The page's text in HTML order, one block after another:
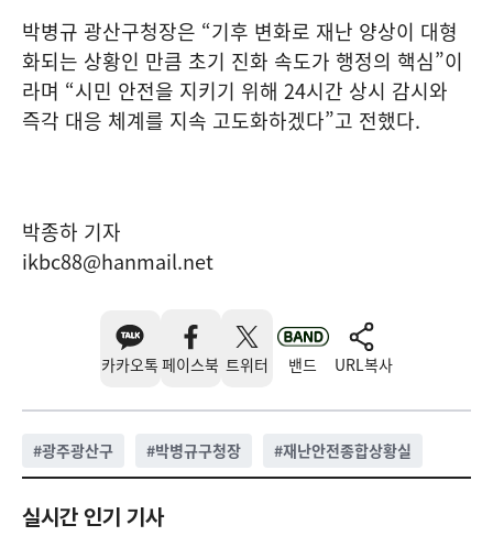
박병규 광산구청장은 “기후 변화로 재난 양상이 대형
화되는 상황인 만큼 초기 진화 속도가 행정의 핵심”이
라며 “시민 안전을 지키기 위해 24시간 상시 감시와
즉각 대응 체계를 지속 고도화하겠다”고 전했다.
박종하 기자
ikbc88@hanmail.net
카카오톡 페이스북 트위터 밴드 URL복사
#광주광산구 #박병규구청장 #재난안전종합상황실
실시간 인기 기사